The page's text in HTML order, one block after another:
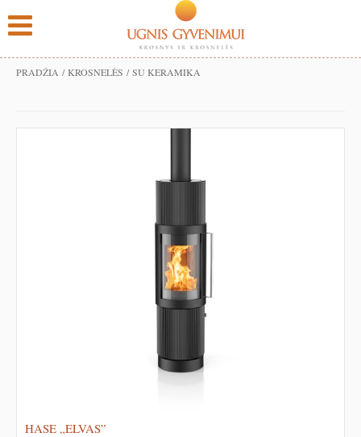
PRADŽIA /KROSNELĖS / SU KERAMIKA
HASE „ELVAS”